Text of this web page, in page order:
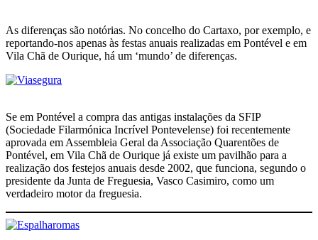
As diferenças são notórias. No concelho do Cartaxo, por exemplo, e
reportando-nos apenas às festas anuais realizadas em Pontével e em
Vila Chã de Ourique, há um ‘mundo’ de diferenças.
Se em Pontével a compra das antigas instalações da SFIP
(Sociedade Filarmónica Incrível Pontevelense) foi recentemente
aprovada em Assembleia Geral da Associação Quarentões de
Pontével, em Vila Chã de Ourique já existe um pavilhão para a
realização dos festejos anuais desde 2002, que funciona, segundo o
presidente da Junta de Freguesia, Vasco Casimiro, como um
verdadeiro motor da freguesia.